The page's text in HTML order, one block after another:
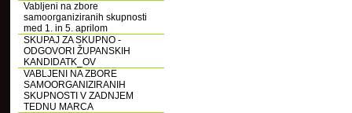
Vabljeni na zbore
samoorganiziranih skupnosti
med 1. in 5. aprilom
SKUPAJ ZA SKUPNO -
ODGOVORI ŽUPANSKIH
KANDIDATK_OV
VABLJENI NA ZBORE
SAMOORGANIZIRANIH
SKUPNOSTI V ZADNJEM
TEDNU MARCA